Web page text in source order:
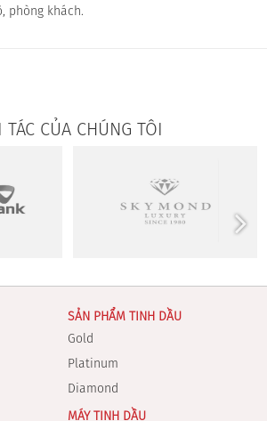
phòng khách.
CỦA CHÚNG TÔI
SẢN PHẨM TINH DẦU
Gold
Platinum
Diamond
MÁY TINH DẦU